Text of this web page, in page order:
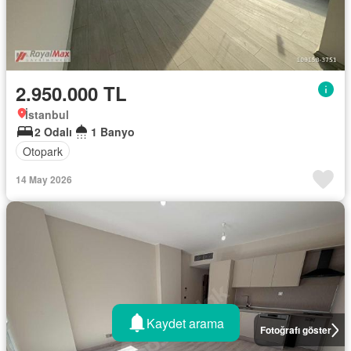
2.950.000 TL
İstanbul
2 Odalı
1 Banyo
Otopark
14 May 2026
Fotoğrafı göster
Kaydet arama